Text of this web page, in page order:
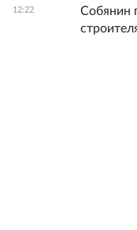
12:22
Собянин